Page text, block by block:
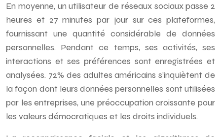
En moyenne, un utilisateur de réseaux sociaux passe 2
heures et 27 minutes par jour sur ces plateformes,
fournissant une quantité considérable de données
personnelles. Pendant ce temps, ses activités, ses
interactions et ses préférences sont enregistrées et
analysées. 72% des adultes américains s’inquiètent de
la façon dont leurs données personnelles sont utilisées
par les entreprises, une préoccupation croissante pour
les valeurs démocratiques et les droits individuels.